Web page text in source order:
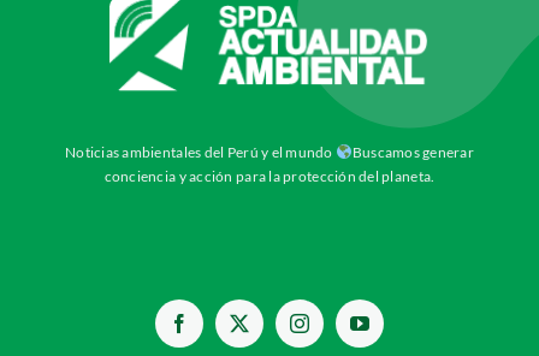
Noticias ambientales del Perú y el mundo
Buscamos generar
conciencia y acción para la protección del planeta.